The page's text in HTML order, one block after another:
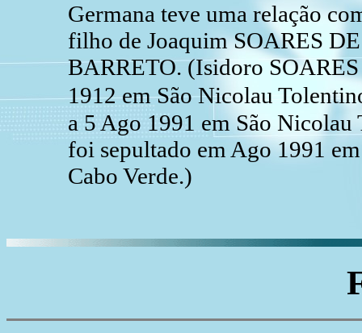
Germana teve uma relação
filho de Joaquim SOARES
BARRETO. (Isidoro
1912 em São Nicolau
a 5 Ago 1991 em São
foi sepultado em Ago 1991
Cabo Verde.)